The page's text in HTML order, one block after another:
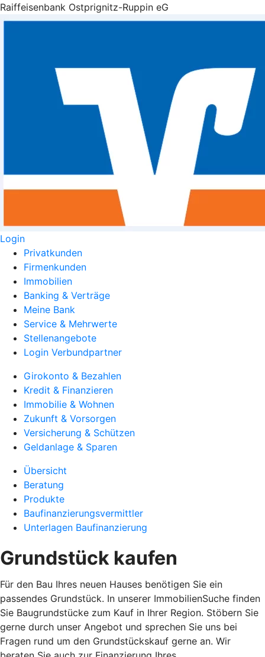
Raiffeisenbank Ostprignitz-Ruppin eG
Login
Privatkunden
Firmenkunden
Immobilien
Banking & Verträge
Meine Bank
Service & Mehrwerte
Stellenangebote
Login Verbundpartner
Girokonto & Bezahlen
Kredit & Finanzieren
Immobilie & Wohnen
Zukunft & Vorsorgen
Versicherung & Schützen
Geldanlage & Sparen
Übersicht
Beratung
Produkte
Baufinanzierungsvermittler
Unterlagen Baufinanzierung
Grundstück kaufen
Für den Bau Ihres neuen Hauses benötigen Sie ein
passendes Grundstück. In unserer ImmobilienSuche finden
Sie Baugrundstücke zum Kauf in Ihrer Region. Stöbern Sie
gerne durch unser Angebot und sprechen Sie uns bei
Fragen rund um den Grundstückskauf gerne an. Wir